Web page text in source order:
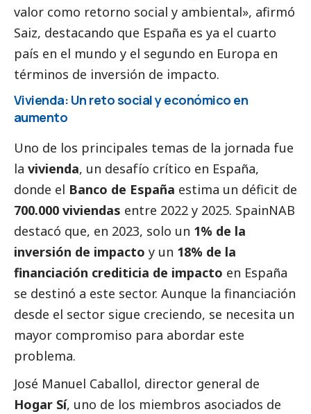
valor como retorno social y ambiental», afirmó
Saiz, destacando que España es ya el cuarto
país en el mundo y el segundo en Europa en
términos de inversión de impacto.
Vivienda: Un retosocialy económico en
aumento
Uno de los principales temas de la jornada fue
la vivienda, un desafío crítico en España,
donde el Banco de España estima un déficit de
700.000 viviendas entre 2022 y 2025. SpainNAB
destacó que, en 2023, solo un 1% de la
inversión de impacto y un 18% de la
financiación crediticia de impacto en España
se destinó a este sector. Aunque la financiación
desde el sector sigue creciendo, se necesita un
mayor compromiso para abordar este
problema.
José Manuel Caballol, director general de
Hogar Sí, uno de los miembros asociados de